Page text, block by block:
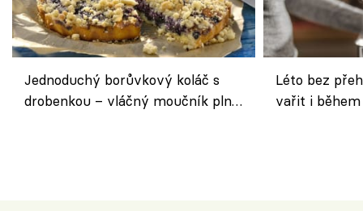
Jednoduchý borůvkový koláč s
drobenkou – vláčný moučník plný
Léto bez
vařit i